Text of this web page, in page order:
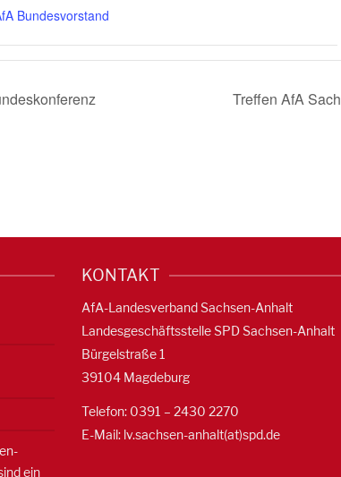
Bundesvorstand
Treffen AfA
ein
KONTAKT
AfA-Landesverband Sachsen-Anhalt
Landesgeschäftsstelle SPD Sachsen-Anhalt
Bürgelstraße 1
39104 Magdeburg
Telefon: 0391 – 2430 2270
E-Mail: lv.sachsen-anhalt(at)spd.de